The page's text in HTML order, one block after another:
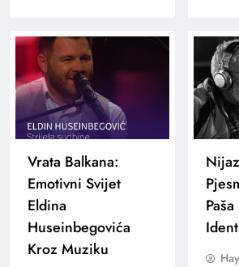
Vrata Balkana:
Emotivni Svijet
Eldina
Huseinbegovića
Kroz Muziku